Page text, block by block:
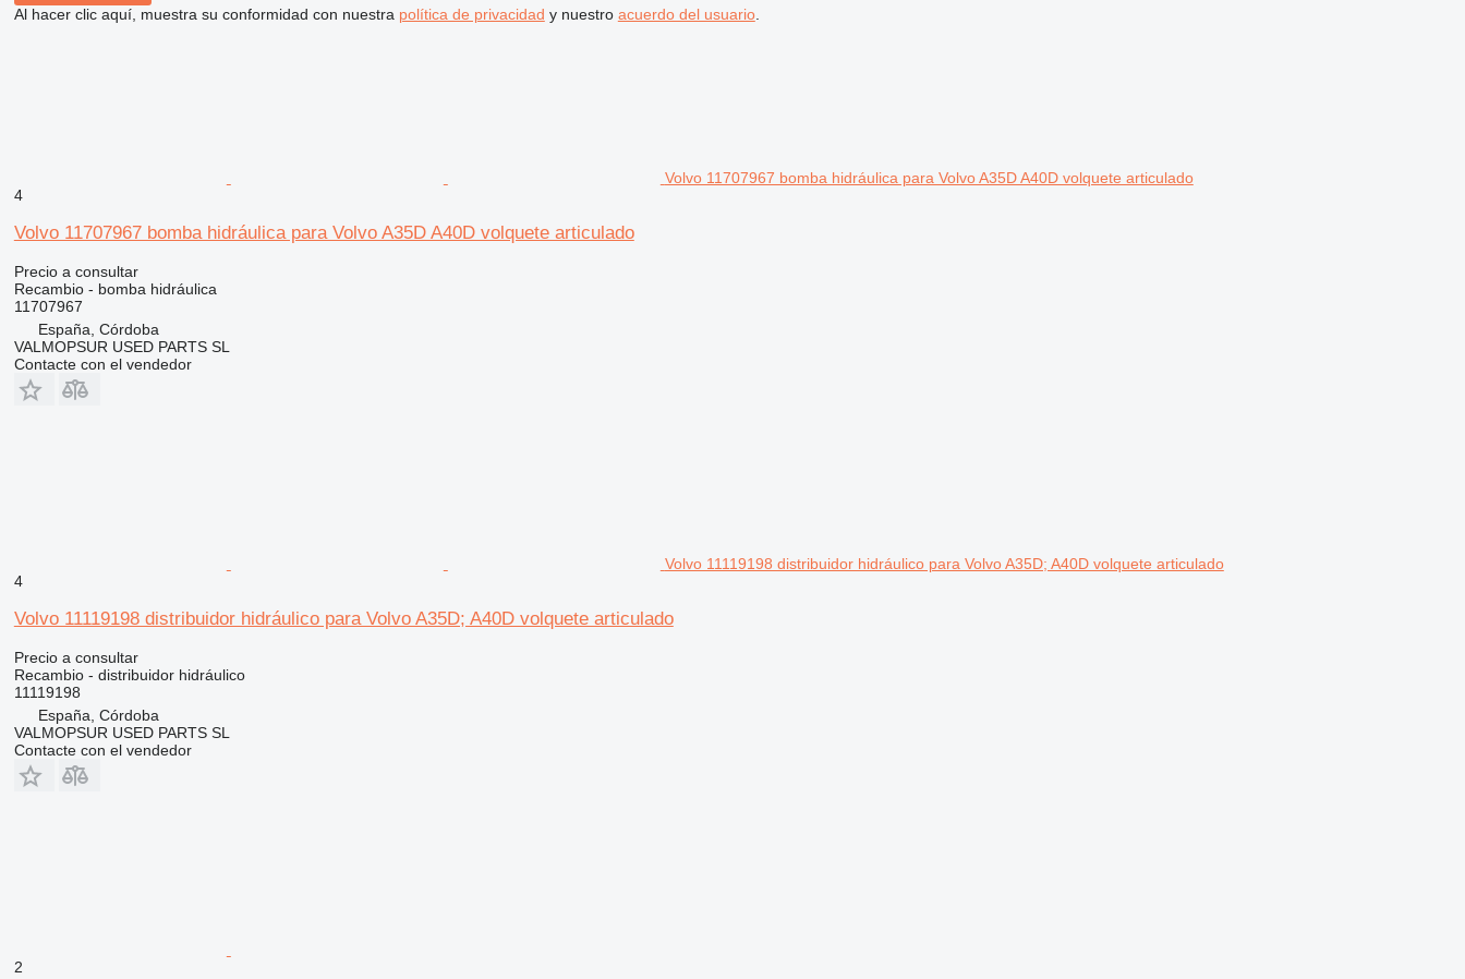
Al hacer clic aquí, muestra su conformidad con nuestra política de privacidad y nuestro acuerdo del usuario.
Volvo 11707967 bomba hidráulica para Volvo A35D A40D volquete articulado
4
Volvo 11707967 bomba hidráulica para Volvo A35D A40D volquete articulado
Precio a consultar
Recambio - bomba hidráulica
11707967
España, Córdoba
VALMOPSUR USED PARTS SL
Contacte con el vendedor
Volvo 11119198 distribuidor hidráulico para Volvo A35D; A40D volquete articulado
4
Volvo 11119198 distribuidor hidráulico para Volvo A35D; A40D volquete articulado
Precio a consultar
Recambio - distribuidor hidráulico
11119198
España, Córdoba
VALMOPSUR USED PARTS SL
Contacte con el vendedor
2